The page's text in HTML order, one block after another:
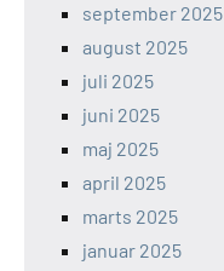
september 2025
august 2025
juli 2025
juni 2025
maj 2025
april 2025
marts 2025
januar 2025